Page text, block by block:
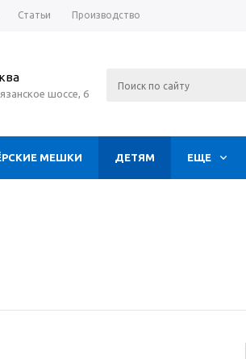
Статьи Производство
шоссе, 6
МЕШКИ ДЕТЯМ ЕЩЕ